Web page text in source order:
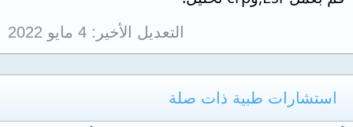
التعديل الأخير: 4 مايو 2022
استشارات طبية ذات صلة